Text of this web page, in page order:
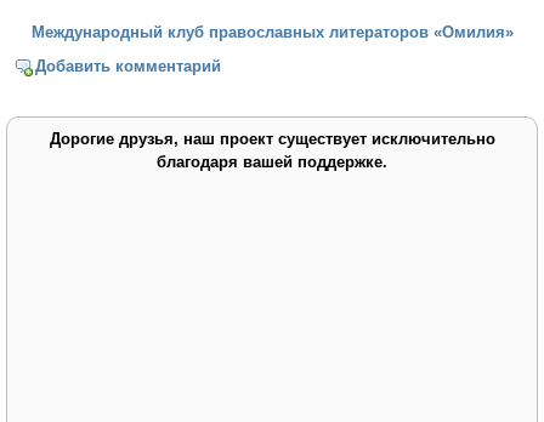
Международный клуб православных литераторов «Омилия»
Добавить комментарий
Дорогие друзья, наш проект существует исключительно
благодаря вашей поддержке.